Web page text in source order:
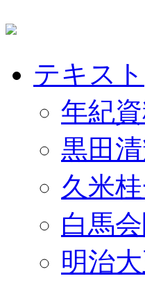
テキスト
年紀
黒田
久米
白馬
明治